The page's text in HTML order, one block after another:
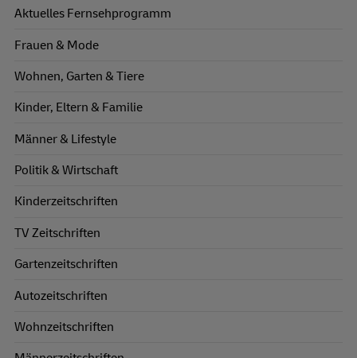
Aktuelles Fernsehprogramm
Frauen & Mode
Wohnen, Garten & Tiere
Kinder, Eltern & Familie
Männer & Lifestyle
Politik & Wirtschaft
Kinderzeitschriften
TV Zeitschriften
Gartenzeitschriften
Autozeitschriften
Wohnzeitschriften